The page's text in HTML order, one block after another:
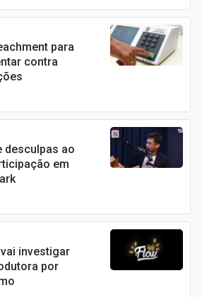
para
contra
desculpas ao
em
investigar
por